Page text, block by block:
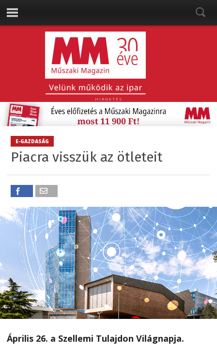
HIRDETÉS
E-GAZDASÁG
Piacra visszük az ötleteit
Április 26. a Szellemi Tulajdon Világnapja.